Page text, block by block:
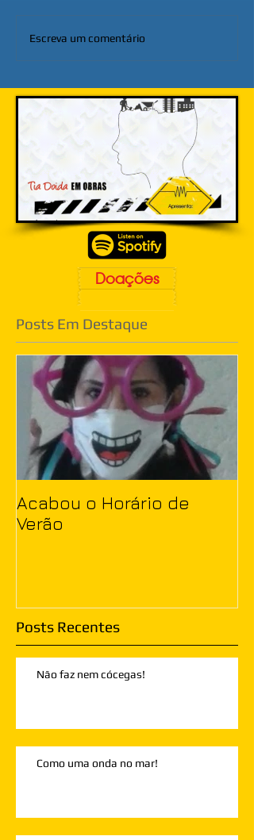
Escreva um comentário
Doações
Posts Em Destaque
Acabou o Horário de
Verão
Posts Recentes
Não faz nem cócegas!
Como uma onda no mar!